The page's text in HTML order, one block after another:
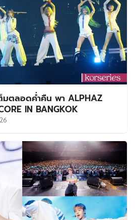
ตลอดค่ำคืน พา ALPHAZ
IN BANGKOK